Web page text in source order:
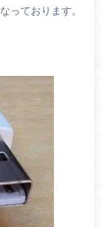
っております。